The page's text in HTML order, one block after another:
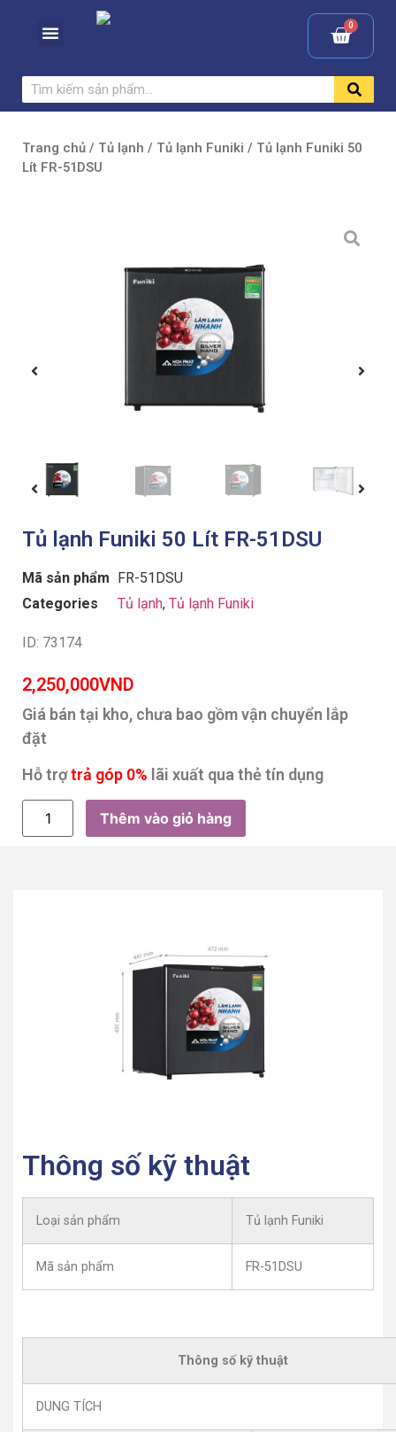
Trang chủ / Tủ lạnh / Tủ lạnh Funiki / Tủ lạnh Funiki 50
Lít FR-51DSU
Tủ lạnh Funiki 50 Lít FR-51DSU
Mã sản phẩm
FR-51DSU
Categories
Tủ lạnh, Tủ lạnh Funiki
ID: 73174
2,250,000VND
Giá bán tại kho, chưa bao gồm vận chuyển lắp
đặt
Hỗ trợtrả góp 0% lãi xuất qua thẻ tín dụng
Thêm vào giỏ hàng
Thông số kỹ thuật
Loại sản phẩm Tủ lạnh Funiki
Mã sản phẩm FR-51DSU
Thông số kỹ thuật
DUNG TÍCH